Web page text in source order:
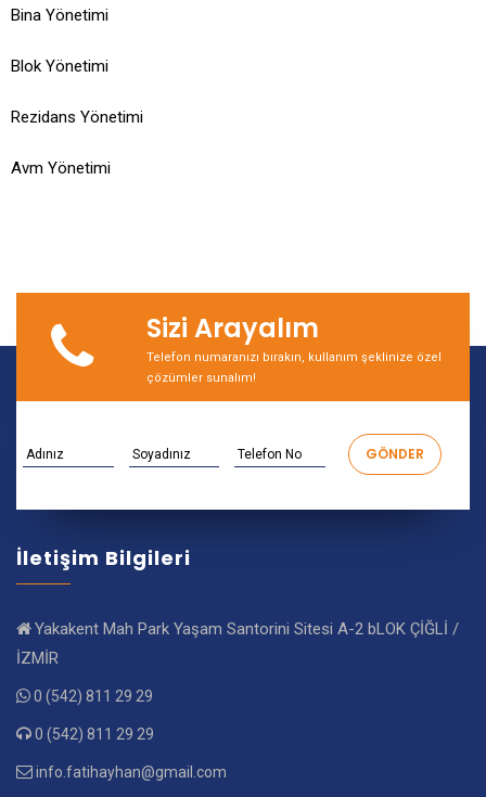
Bina Yönetimi
Blok Yönetimi
Rezidans Yönetimi
Avm Yönetimi
Sizi Arayalım
Telefon numaranızı bırakın, kullanım şeklinize özel
çözümler sunalım!
İletişim Bilgileri
Yakakent Mah Park Yaşam Santorini Sitesi A-2 bLOK ÇİĞLİ /
İZMİR
0 (542) 811 29 29
0 (542) 811 29 29
info.fatihayhan@gmail.com